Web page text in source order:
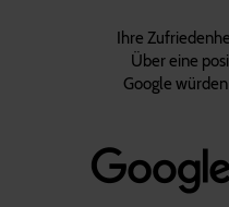
Ihre
Über eine
Google